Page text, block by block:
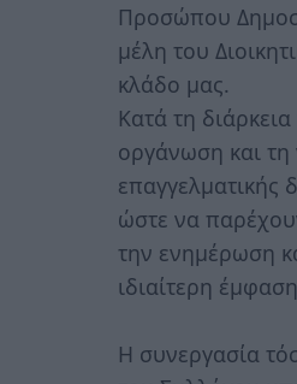
Προσώπου
μέλη του
κλάδο μας.
Κατά τη
οργάνωση και τη
επαγγελματικής
ώστε να
την ενημέρωση
ιδιαίτερη
Η συνεργασία